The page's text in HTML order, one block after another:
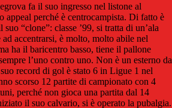
fa il suo ingresso nel listone al
appeal perché è centrocampista. Di fatto è
“clone”: classe ’99, si tratta di un’ala
accentrarsi, è molto, molto abile nel
ha il baricentro basso, tiene il pallone
l’uno contro uno. Non è un esterno da
record di gol è stato 6 in Ligue 1 nel
scorso 12 partite di campionato con 4
perché non gioca una partita dal 14
il suo calvario, si è operato la pubalgia.